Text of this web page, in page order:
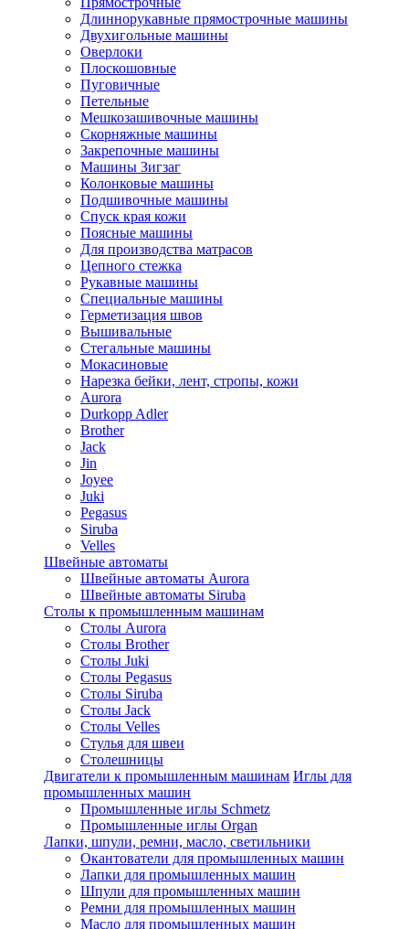
Длиннорукавные прямострочные машины
Двухигольные машины
Оверлоки
Плоскошовные
Пуговичные
Петельные
Мешкозашивочные машины
Скорняжные машины
Закрепочные машины
Машины Зигзаг
Колонковые машины
Подшивочные машины
Спуск края кожи
Поясные машины
Для производства матрасов
Цепного стежка
Рукавные машины
Специальные машины
Герметизация швов
Вышивальные
Стегальные машины
Мокасиновые
Нарезка бейки, лент, стропы, кожи
Aurora
Durkopp Adler
Brother
Jack
Jin
Joyee
Juki
Pegasus
Siruba
Velles
Швейные автоматы
Швейные автоматы Aurora
Швейные автоматы Siruba
Столы к промышленным машинам
Столы Aurora
Столы Brother
Столы Juki
Столы Pegasus
Столы Siruba
Столы Jack
Столы Velles
Стулья для швеи
Столешницы
Двигатели к промышленным машинам Иглы для
промышленных машин
Промышленные иглы Schmetz
Промышленные иглы Organ
Лапки, шпули, ремни, масло, светильники
Окантователи для промышленных машин
Лапки для промышленных машин
Шпули для промышленных машин
Ремни для промышленных машин
Масло для промышленных машин